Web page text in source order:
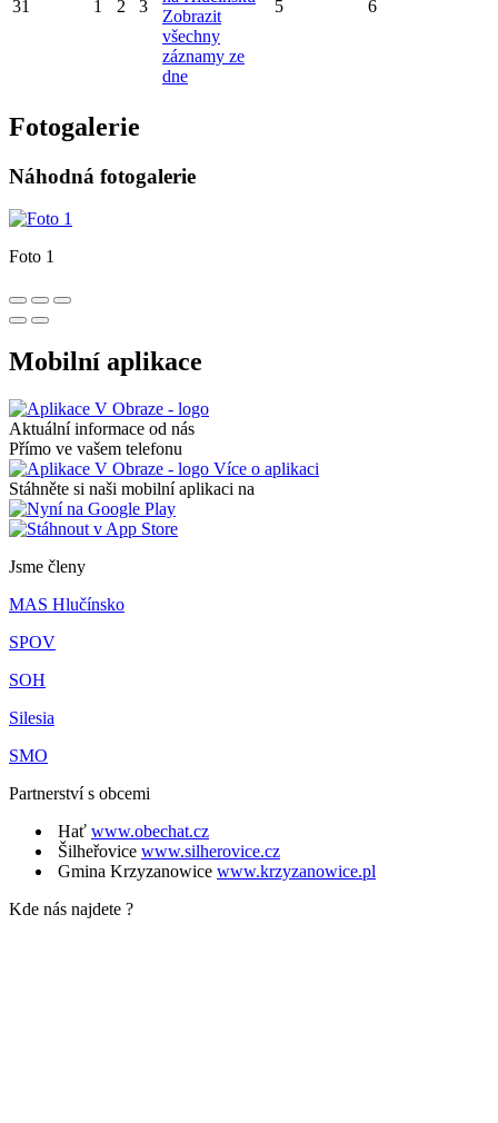
31 1 2 3
Zobrazit
všechny
záznamy ze
dne
5 6
Fotogalerie
Náhodná fotogalerie
Foto 1
Mobilní aplikace
Aktuální informace od nás
Přímo ve vašem telefonu
Více o aplikaci
Stáhněte si naši mobilní aplikaci na
Jsme členy
MAS Hlučínsko
SPOV
SOH
Silesia
SMO
Partnerství s obcemi
Hať www.obechat.cz
Šilheřovice www.silherovice.cz
Gmina Krzyzanowice www.krzyzanowice.pl
Kde nás najdete ?